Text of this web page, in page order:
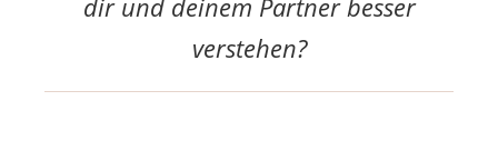
dir und deinem Partner besser
verstehen?